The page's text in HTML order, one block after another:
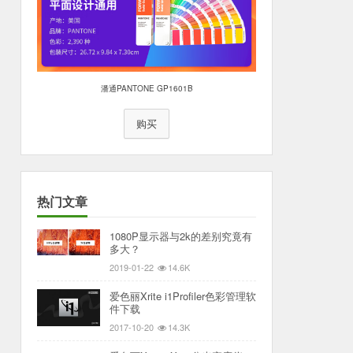
潘通PANTONE GP1601B
购买
热门文章
1080P显示器与2k的差别究竟有
多大？
2019-01-22 14.6K
爱色丽Xrite i1Profiler色彩管理软
件下载
2017-10-20 14.3K